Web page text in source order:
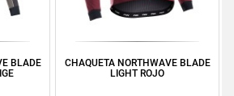
BLADE
CHAQUETA NORTHWAVE BLADE
LIGHT ROJO